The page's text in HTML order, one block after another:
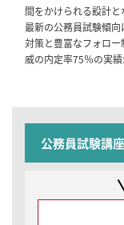
2026/02/02 公務員試験
【リリース情報】公務
［法律区分・教養区分
2026/02/02
【リリース情報】公務
［法律区分・教養区分
総合職［教養区分］対
間をかけられる設計と
最新の公務員試験傾
対策と豊富なフォロ
威の内定率75％の実績
公務員試験講